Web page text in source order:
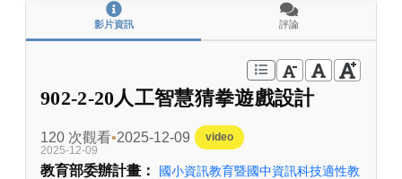
影片資訊 評論
902-2-20人工智慧猜拳遊戲設計
120 次觀看 2025-12-09
video
2025-12-09
教育部委辦計畫：
國小資訊教育暨國中資訊科技適性教